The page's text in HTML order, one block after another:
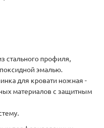
стального профиля,
эмалью.
для кровати ножная -
материалов с защитным